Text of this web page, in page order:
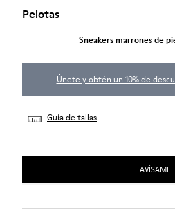
Pelotas
Sneakers marrones de
Únete y obtén un 10% de
Guía de tallas
AVÍSAME